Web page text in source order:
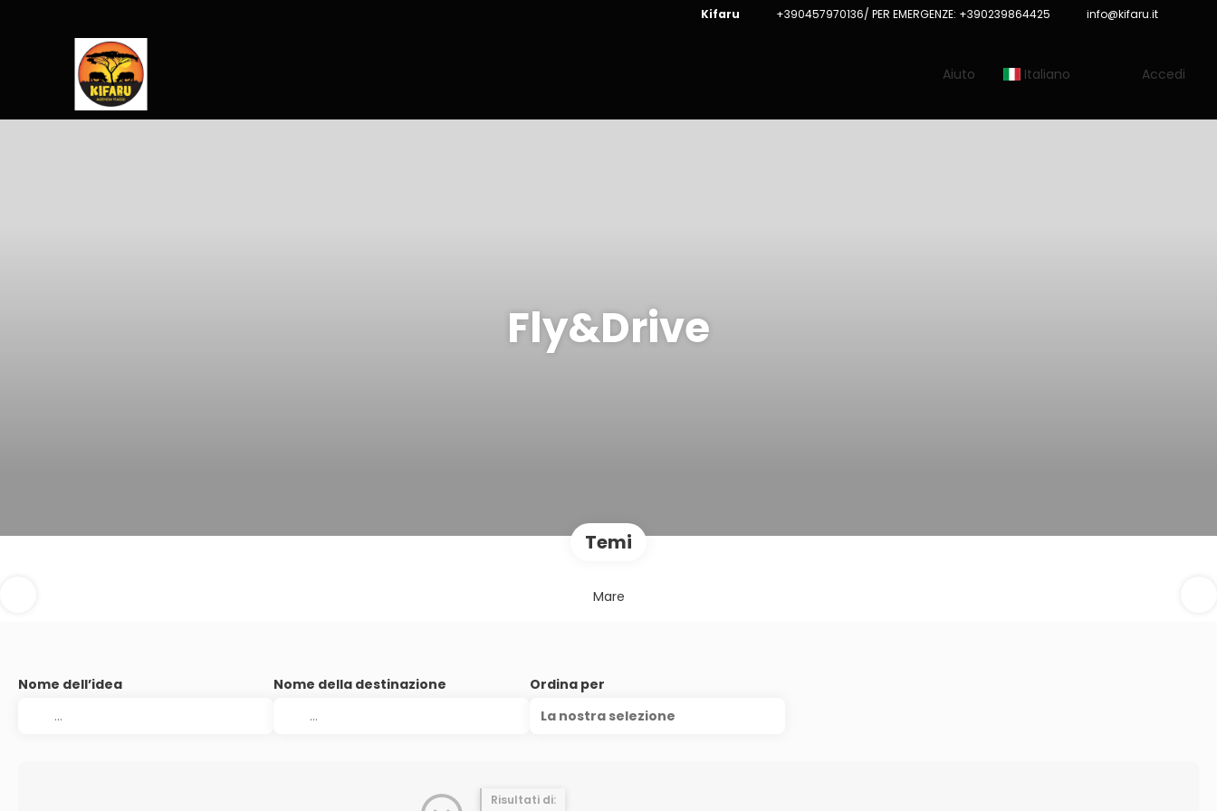
Kifaru +390457970136/ PER EMERGENZE: +390239864425 info@kifaru.it
Aiuto Italiano Accedi
Fly&Drive
Temi
Mare
Nome dell’idea Nome della destinazione
Ordina per
La nostra selezione
Risultati di: